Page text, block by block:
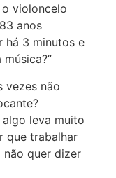
violoncelo
anos
há 3 minutos e
vezes não
algo leva muito
que trabalhar
quer dizer